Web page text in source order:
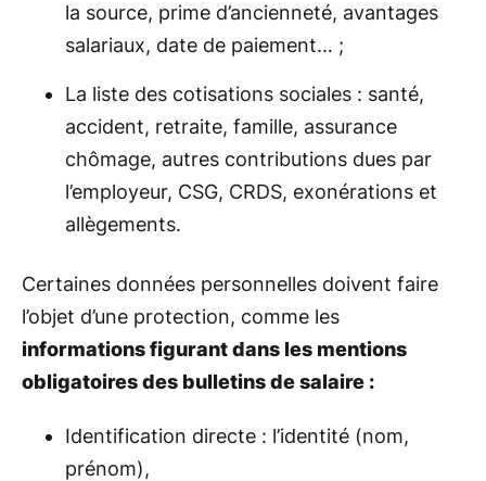
la source, prime d’ancienneté, avantages
salariaux, date de paiement… ;
La liste des cotisations sociales : santé,
accident, retraite, famille, assurance
chômage, autres contributions dues par
l’employeur, CSG, CRDS, exonérations et
allègements.
Certaines données personnelles doivent faire
l’objet d’une protection, comme les
informations figurant dans les mentions
obligatoires des bulletins de salaire :
Identification directe : l’identité (nom,
prénom),